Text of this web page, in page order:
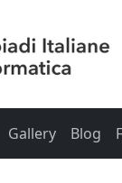
Gallery Blog